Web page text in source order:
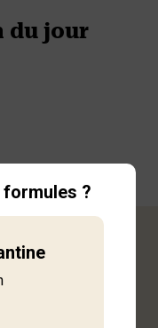
du jour
formules ?